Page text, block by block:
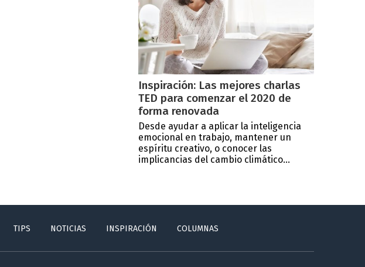
Inspiración: Las mejores charlas
TED para comenzar el 2020 de
forma renovada
Desde ayudar a aplicar la inteligencia
emocional en trabajo, mantener un
espíritu creativo, o conocer las
implicancias del cambio climático...
TIPS NOTICIAS INSPIRACIÓN COLUMNAS